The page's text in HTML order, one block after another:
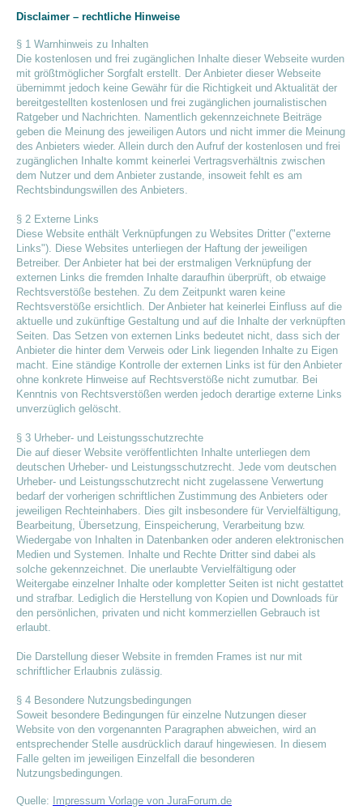
Disclaimer – rechtliche Hinweise
§ 1 Warnhinweis zu Inhalten
Die kostenlosen und frei zugänglichen Inhalte dieser Webseite wurden
mit größtmöglicher Sorgfalt erstellt. Der Anbieter dieser Webseite
übernimmt jedoch keine Gewähr für die Richtigkeit und Aktualität der
bereitgestellten kostenlosen und frei zugänglichen journalistischen
Ratgeber und Nachrichten. Namentlich gekennzeichnete Beiträge
geben die Meinung des jeweiligen Autors und nicht immer die Meinung
des Anbieters wieder. Allein durch den Aufruf der kostenlosen und frei
zugänglichen Inhalte kommt keinerlei Vertragsverhältnis zwischen
dem Nutzer und dem Anbieter zustande, insoweit fehlt es am
Rechtsbindungswillen des Anbieters.
§ 2 Externe Links
Diese Website enthält Verknüpfungen zu Websites Dritter ("externe
Links"). Diese Websites unterliegen der Haftung der jeweiligen
Betreiber. Der Anbieter hat bei der erstmaligen Verknüpfung der
externen Links die fremden Inhalte daraufhin überprüft, ob etwaige
Rechtsverstöße bestehen. Zu dem Zeitpunkt waren keine
Rechtsverstöße ersichtlich. Der Anbieter hat keinerlei Einfluss auf die
aktuelle und zukünftige Gestaltung und auf die Inhalte der verknüpften
Seiten. Das Setzen von externen Links bedeutet nicht, dass sich der
Anbieter die hinter dem Verweis oder Link liegenden Inhalte zu Eigen
macht. Eine ständige Kontrolle der externen Links ist für den Anbieter
ohne konkrete Hinweise auf Rechtsverstöße nicht zumutbar. Bei
Kenntnis von Rechtsverstößen werden jedoch derartige externe Links
unverzüglich gelöscht.
§ 3 Urheber- und Leistungsschutzrechte
Die auf dieser Website veröffentlichten Inhalte unterliegen dem
deutschen Urheber- und Leistungsschutzrecht. Jede vom deutschen
Urheber- und Leistungsschutzrecht nicht zugelassene Verwertung
bedarf der vorherigen schriftlichen Zustimmung des Anbieters oder
jeweiligen Rechteinhabers. Dies gilt insbesondere für Vervielfältigung,
Bearbeitung, Übersetzung, Einspeicherung, Verarbeitung bzw.
Wiedergabe von Inhalten in Datenbanken oder anderen elektronischen
Medien und Systemen. Inhalte und Rechte Dritter sind dabei als
solche gekennzeichnet. Die unerlaubte Vervielfältigung oder
Weitergabe einzelner Inhalte oder kompletter Seiten ist nicht gestattet
und strafbar. Lediglich die Herstellung von Kopien und Downloads für
den persönlichen, privaten und nicht kommerziellen Gebrauch ist
erlaubt.
Die Darstellung dieser Website in fremden Frames ist nur mit
schriftlicher Erlaubnis zulässig.
§ 4 Besondere Nutzungsbedingungen
Soweit besondere Bedingungen für einzelne Nutzungen dieser
Website von den vorgenannten Paragraphen abweichen, wird an
entsprechender Stelle ausdrücklich darauf hingewiesen. In diesem
Falle gelten im jeweiligen Einzelfall die besonderen
Nutzungsbedingungen.
Quelle: Impressum Vorlage von JuraForum.de